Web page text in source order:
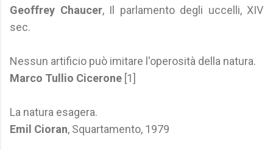
Geoffrey Chaucer, Il parlamento degli uccelli, XIV
sec.
Nessun artificio può imitare l'operosità della natura.
Marco Tullio Cicerone [1]
La natura esagera.
Emil Cioran, Squartamento, 1979